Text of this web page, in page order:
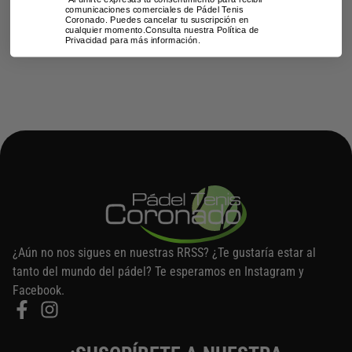
¿Aún no nos sigues en nuestras RRSS? ¿Te gustaría estar al
tanto del mundo del pádel? Te esperamos en Instagram y
Facebook.
comunicaciones comerciales de Pádel Tenis
Coronado. Puedes cancelar tu suscripción en
cualquier momento.Consulta nuestra Política de
Privacidad para más información.